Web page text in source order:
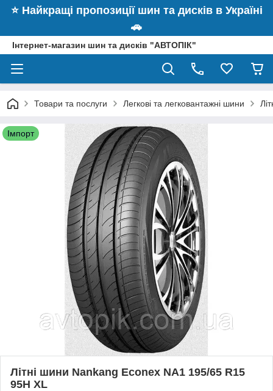
⭐️ Найкращі пропозиції шин та дисків в Україні
🚗
Інтернет-магазин шин та дисків "АВТОПІК"
Товари та послуги Легкові та легковантажні шини
Імпорт
Літні шини Nankang Econex NA1 195/65 R15
95H XL